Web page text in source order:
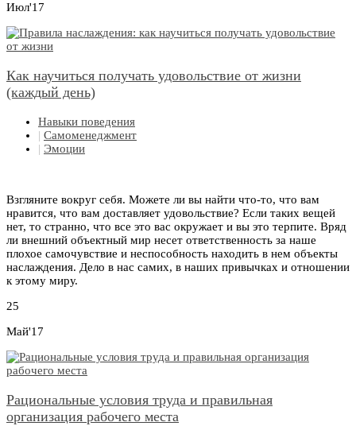
Июл'17
Как научиться получать удовольствие от жизни
(каждый день)
Навыки поведения
| Самоменеджмент
| Эмоции
Взгляните вокруг себя. Можете ли вы найти что-то, что вам
нравится, что вам доставляет удовольствие? Если таких вещей
нет, то странно, что все это вас окружает и вы это терпите. Вряд
ли внешний объектный мир несет ответственность за наше
плохое самочувствие и неспособность находить в нем объекты
наслаждения. Дело в нас самих, в наших привычках и отношении
к этому миру.
25
Май'17
Рациональные условия труда и правильная
организация рабочего места